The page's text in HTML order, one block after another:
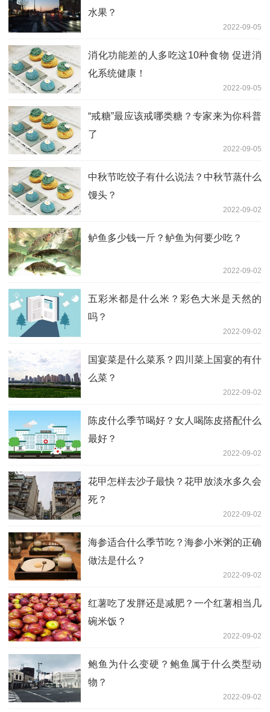
水果？
2022-09-05
消化功能差的人多吃这10种食物 促进消
化系统健康！
2022-09-05
“戒糖”最应该戒哪类糖？专家来为你科普
了
2022-09-05
中秋节吃饺子有什么说法？中秋节蒸什么
馒头？
2022-09-02
鲈鱼多少钱一斤？鲈鱼为何要少吃？
2022-09-02
五彩米都是什么米？彩色大米是天然的
吗？
2022-09-02
国宴菜是什么菜系？四川菜上国宴的有什
么菜？
2022-09-02
陈皮什么季节喝好？女人喝陈皮搭配什么
最好？
2022-09-02
花甲怎样去沙子最快？花甲放淡水多久会
死？
2022-09-02
海参适合什么季节吃？海参小米粥的正确
做法是什么？
2022-09-02
红薯吃了发胖还是减肥？一个红薯相当几
碗米饭？
2022-09-02
鲍鱼为什么变硬？鲍鱼属于什么类型动
物？
2022-09-02